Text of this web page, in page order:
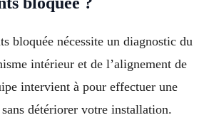
bloquée nécessite un diagnostic du
intérieur et de l’alignement de
intervient à pour effectuer une
détériorer votre installation.